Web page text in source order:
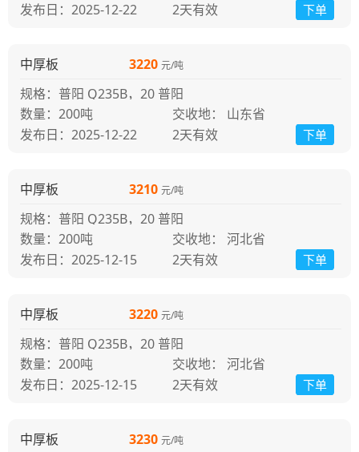
发布日：2025-12-22 下单
2天有效
中厚板 3220 元/吨
发布日：2025-12-22
规格：普阳 Q235B，20 普阳
下单
200吨
交收地： 山东省
2天有效
中厚板 3210 元/吨
发布日：2025-12-15
规格：普阳 Q235B，20 普阳
下单
200吨
交收地： 河北省
2天有效
中厚板 3220 元/吨
发布日：2025-12-15
规格：普阳 Q235B，20 普阳
下单
200吨
交收地： 河北省
2天有效
中厚板 3230 元/吨